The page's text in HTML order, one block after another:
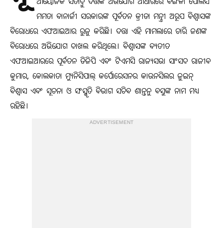
ଆୟୋଜକ ସତାଦ୍ରୁ ଦତ୍ତଙ୍କ ଅଭିଯୋଗ ଆଧାରରେ ବଙ୍ଗଳା ପୋଲିସ
ମମତା ବାନାର୍ଜୀ ସରକାରଙ୍କ ପୂର୍ବତନ କ୍ରୀଡା ମନ୍ତ୍ରୀ ଅରୂପ ବିଶ୍ୱାସଙ୍କ
ବିରୋଧରେ ଏଫଆଇଆର ରୁଜୁ କରିଛି। ଦତ୍ତା ଏହି ମାମଲାରେ ଚାରି ଜଣଙ୍କ
ବିରୋଧରେ ଅଭିଯୋଗ ଦାଖଲ କରିଥିଲେ। ବିଶ୍ୱାସଙ୍କ ବ୍ୟତୀତ
ଏଫଆଇଆରରେ ପୂର୍ବତନ ଡିଜିପି ଏବଂ ଟିଏମସି ରାଜ୍ୟସଭା ସାଂସଦ ରାଜୀବ
କୁମାର, କୋଲକାତା ମ୍ୟୁନିସିପାଲ୍ କର୍ପୋରେସନର କାଉନସିଲର ଜୁଇନ୍
ବିଶ୍ୱାସ ଏବଂ ସୂଚନା ଓ ସଂସ୍କୃତି ବିଭାଗ ସଚିବ ଶାନ୍ତନୁ ବସୁଙ୍କ ନାମ ମଧ୍ୟ
ରହିଛି।
ADVERTISEMENT